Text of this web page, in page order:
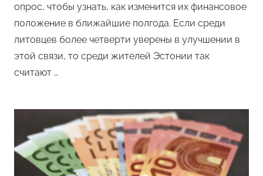
опрос, чтобы узнать, как изменится их финансовое
положение в ближайшие полгода. Если среди
литовцев более четверти уверены в улучшении в
этой связи, то среди жителей Эстонии так
считают …